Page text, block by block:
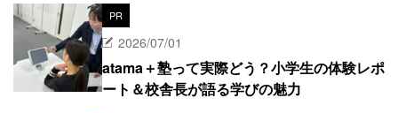
PR
2026/07/01
atama＋塾って実際どう？小学生の体験レポ
ート＆校舎長が語る学びの魅力